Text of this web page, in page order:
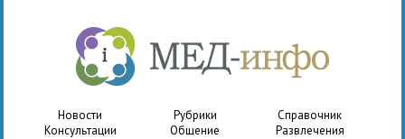
Новости Рубрики
Справочник
Консультации
Общение Развлечения